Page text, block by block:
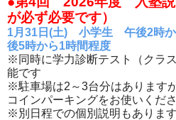
が必ず必要です）
1月31日(土) 小学生 午後2時
後5時から1時間程度
※同時に学力診断テスト（クラ
能です
※駐車場は2～3台分はあります
コインパーキングをお使いくだ
※別日程での個別説明もありま